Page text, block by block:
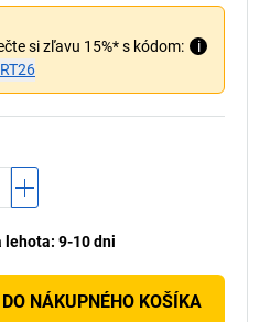
si zľavu 15%* s kódom:
i
lehota: 9-10 dni
DO NÁKUPNÉHO KOŠÍKA